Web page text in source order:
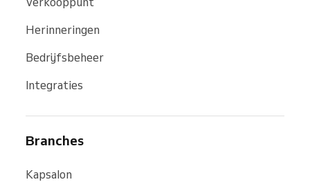
Herinneringen
Bedrijfsbeheer
Integraties
Branches
Kapsalon